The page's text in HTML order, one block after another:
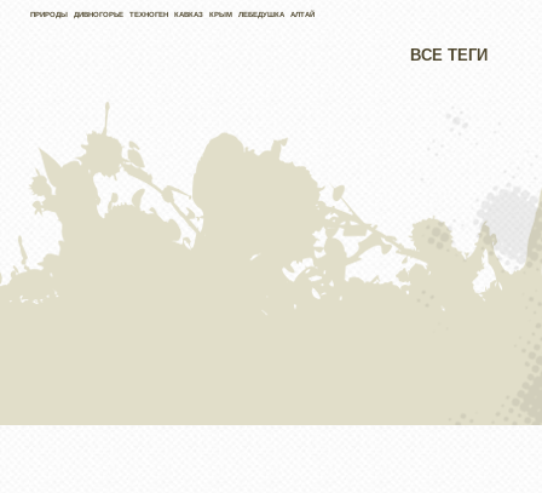
ПРИРОДЫ ДИВНОГОРЬЕ ТЕХНОГЕН КАВКАЗ КРЫМ ЛЕБЕДУШКА АЛТАЙ
ВСЕ ТЕГИ